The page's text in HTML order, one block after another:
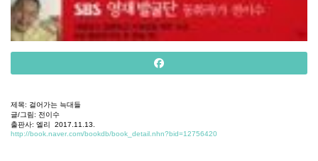
제목: 걸어가는 늑대들
글/그림: 전이수
출판사: 엘리
2017.11.13.
http://book.naver.com/bookdb/book_detail.nhn?bid=12756420